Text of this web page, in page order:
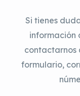
Si tienes
información
contactarnos
formulario,